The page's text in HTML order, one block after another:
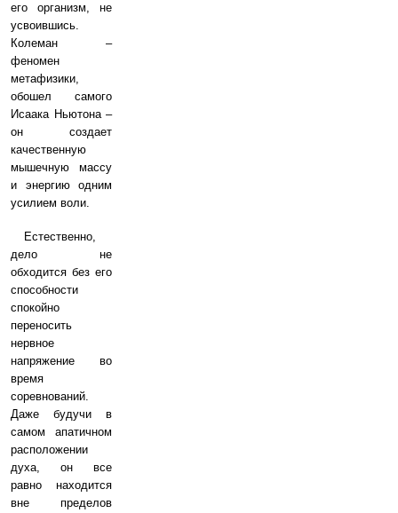
его организм, не
усвоившись.
Колеман –
феномен
метафизики,
обошел самого
Исаака Ньютона –
он создает
качественную
мышечную массу
и энергию одним
усилием воли.
Естественно,
дело не
обходится без его
способности
спокойно
переносить
нервное
напряжение во
время
соревнований.
Даже будучи в
самом апатичном
расположении
духа, он все
равно находится
вне пределов